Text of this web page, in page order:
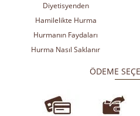
Diyetisyenden
Hamilelikte Hurma
Hurmanın Faydaları
Hurma Nasıl Saklanır
ÖDEME